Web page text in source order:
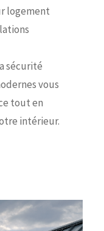
logement
sécurité
vous
tout en
intérieur.